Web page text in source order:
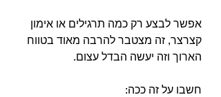
אפשר לבצע רק כמה תרגילים או אימון
קצרצר, זה מצטבר להרבה מאוד בטווח
הארוך וזה יעשה הבדל עצום.⁣
חשבו על זה ככה:⁣